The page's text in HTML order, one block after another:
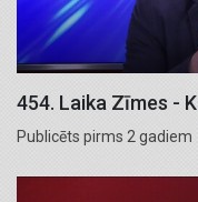
454. Laika Zīmes -
Publicēts pirms 2 gadiem